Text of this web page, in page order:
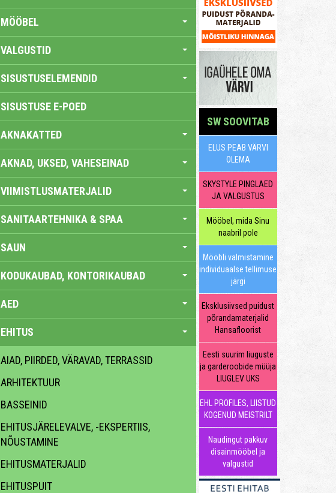
MÖÖBEL
VALGUSTID
SISUSTUSELEMENDID
SISUSTUSE E-POED
AKNAKATTED
AKNAD, UKSED, VAHESEINAD
VIIMISTLUSMATERJALID
SANITAARTEHNIKA & SPAA
SAUN
KODUKAUBAD, KONTORIKAUBAD
AED
EHITUS
AIAD, PIIRDED, VÄRAVAD, TERRASSID
ARHITEKTUUR
BASSEINID
EHITUSJÄRELEVALVE, -EKSPERTIIS,
NÕUSTAMINE
EHITUSMATERJALID
EHITUSPUIT
SW SOOVITAB
ELUS PEAB VÄRVI
OLEMA
SKYSTYLE PINGLAED
JA VALGUSTUS
Mööbel, mida Sinu
naabril pole
Mööbli valmistamine
individuaalse tellimuse
järgi
Eksklusiivsed puidust
põrandamaterjalid
Hansafloorist
Eesti suurim liuguste
ja garderoobide müüja
LIUGLEV UKS
EHL PROFILES, LIISTUD
KOGENUD MEISTRILT
Naudingut pakkuv
disainmööbel ja
valgustid